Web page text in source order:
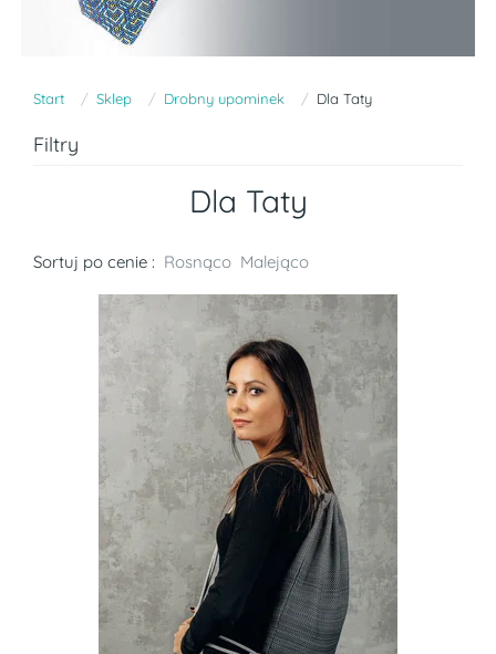
Start Sklep Drobny upominek Dla Taty
Filtry
Dla Taty
Sortuj po cenie : Rosnąco Malejąco